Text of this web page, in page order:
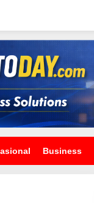
Business